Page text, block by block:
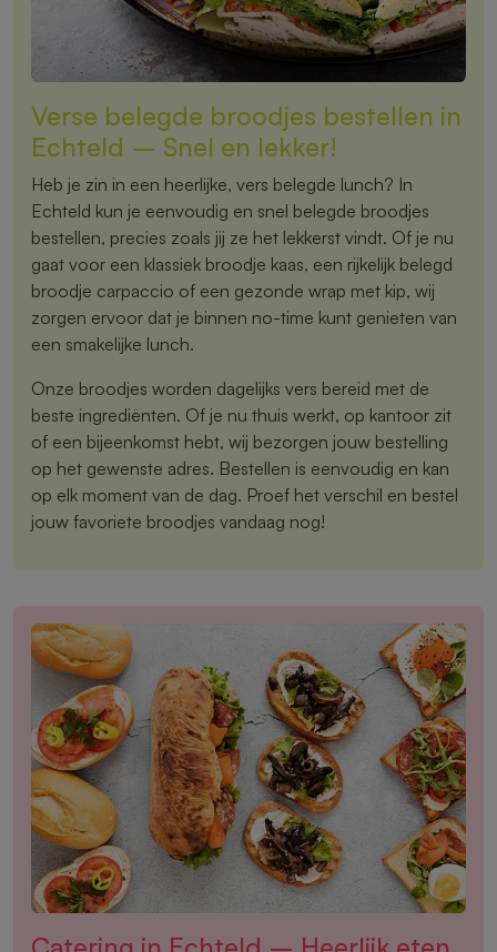
Verse belegde broodjes bestellen in
Echteld – Snel en lekker!
Heb je zin in een heerlijke, vers belegde lunch? In
Echteld kun je eenvoudig en snel belegde broodjes
bestellen, precies zoals jij ze het lekkerst vindt. Of je nu
gaat voor een klassiek broodje kaas, een rijkelijk belegd
broodje carpaccio of een gezonde wrap met kip, wij
zorgen ervoor dat je binnen no-time kunt genieten van
een smakelijke lunch.
Onze broodjes worden dagelijks vers bereid met de
beste ingrediënten. Of je nu thuis werkt, op kantoor zit
of een bijeenkomst hebt, wij bezorgen jouw bestelling
op het gewenste adres. Bestellen is eenvoudig en kan
op elk moment van de dag. Proef het verschil en bestel
jouw favoriete broodjes vandaag nog!